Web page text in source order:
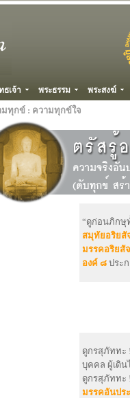
ธเจ้า พระธรรม พระสงฆ์
ทุกข์ : ความทุกข์ใจ
“ดูก่อนภิกษุ
สมุทัยอริยสั
มรรคอริยสั
องค์ ๘ ประก
ดูกรสุภัททะ !
บุคคล ผู้เดิน
ดูกรสุภัททะ
มรรคอันปร